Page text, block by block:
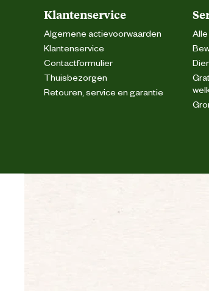
Klantenservice
Algemene actievoorwaarden
Klantenservice
Contactformulier
Thuisbezorgen
Retouren, service en garantie